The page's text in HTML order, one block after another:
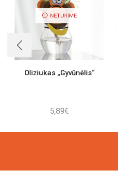
NETURIME
Oliziukas „Gyvūnėlis“
5,89€